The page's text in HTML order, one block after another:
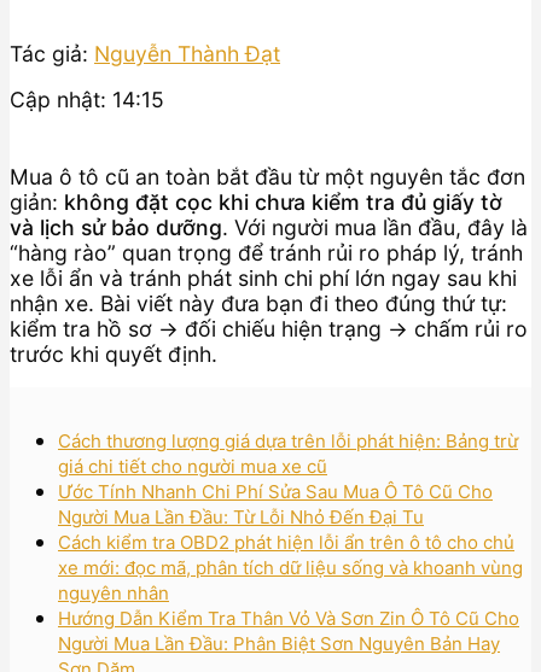
Tác giả: Nguyễn Thành Đạt
Cập nhật: 14:15
Mua ô tô cũ an toàn bắt đầu từ một nguyên tắc đơn
giản: không đặt cọc khi chưa kiểm tra đủ giấy tờ
và lịch sử bảo dưỡng. Với người mua lần đầu, đây là
“hàng rào” quan trọng để tránh rủi ro pháp lý, tránh
xe lỗi ẩn và tránh phát sinh chi phí lớn ngay sau khi
nhận xe. Bài viết này đưa bạn đi theo đúng thứ tự:
kiểm tra hồ sơ → đối chiếu hiện trạng → chấm rủi ro
trước khi quyết định.
Cách thương lượng giá dựa trên lỗi phát hiện: Bảng trừ
giá chi tiết cho người mua xe cũ
Ước Tính Nhanh Chi Phí Sửa Sau Mua Ô Tô Cũ Cho
Người Mua Lần Đầu: Từ Lỗi Nhỏ Đến Đại Tu
Cách kiểm tra OBD2 phát hiện lỗi ẩn trên ô tô cho chủ
xe mới: đọc mã, phân tích dữ liệu sống và khoanh vùng
nguyên nhân
Hướng Dẫn Kiểm Tra Thân Vỏ Và Sơn Zin Ô Tô Cũ Cho
Người Mua Lần Đầu: Phân Biệt Sơn Nguyên Bản Hay